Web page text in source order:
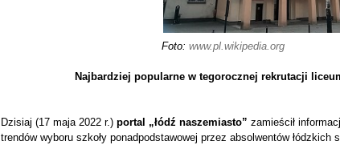
Foto: www.pl.wikipedia.org
Najbardziej popularne w tegorocznej rekrutacji
Dzisiaj (17 maja 2022 r.) portal „łódź naszemiasto” zamieścił
trendów wyboru szkoły ponadpodstawowej przez absolwentów łódzkich